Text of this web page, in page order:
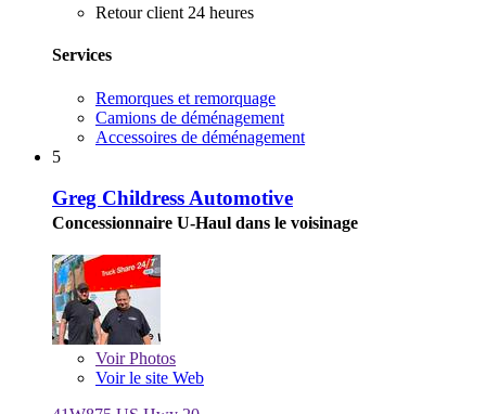
Retour client 24 heures
Services
Remorques et remorquage
Camions de déménagement
Accessoires de déménagement
5
Greg Childress Automotive
Concessionnaire U-Haul dans le voisinage
VoirPhotos
Voir le site Web